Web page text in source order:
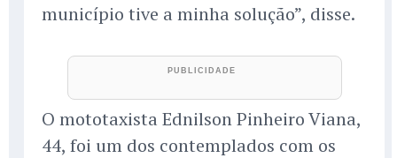
município tive a minha solução”, disse.
O mototaxista Ednilson Pinheiro Viana,
44, foi um dos contemplados com os